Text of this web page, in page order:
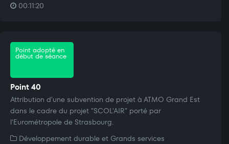
00:11:20
Point adopté en
début de séance
Point 40
Attribution d'une subvention de projet à ATMO Grand Est
dans le cadre du projet "SCOL'AIR" porté par
l'Eurométropole de Strasbourg.
Développement durable et Grands services